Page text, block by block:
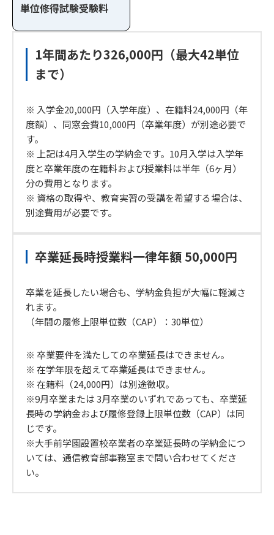
単位修得試験受験料
1年間あたり326,000円（最大42単位
まで）
※ 入学金20,000円（入学年度）、在籍料24,000円（年
度額）、同窓会費10,000円（卒業年度）が別途必要で
す。
※ 上記は4月入学生の学納金です。10月入学は入学年
度と卒業年度の在籍料および授業料は半年（6ヶ月）
分の費用となります。
※ 資格の取得や、教育実習の受講を希望する場合は、
別途費用が必要です。
卒業延長時授業料一律年額 50,000円
卒業を延長したい場合も、学納金負担が大幅に軽減さ
れます。
（年間の履修上限単位数（CAP）：30単位）
※ 卒業要件を満たしての卒業延長はできません。
※ 在学年限を超えて卒業延長はできません。
※ 在籍料（24,000円）は別途徴収。
※9月卒業または 3月卒業のいずれであっても、卒業延
長時の学納金および履修登録上限単位数（CAP）は同
じです。
※大手前学園設置校卒業者の卒業延長時の学納金につ
いては、通信教育部事務室まで問い合わせてくださ
い。